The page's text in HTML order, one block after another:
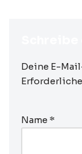
Deine E-
Name *